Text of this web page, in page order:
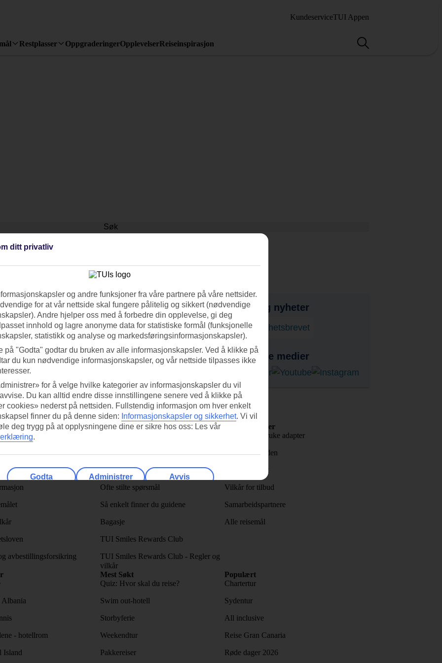
KundeserviceTUI Appen
Restplasser OppgraderingerOpplevelserReiseinspirasjon
Søk
som passer for deg.
TUI-appen i dag!
Skann QR-koden med
mobilkameraet ditt for å laste ned
appen.
Få tilbud, tips og nyheter
Abonner på nyhetsbrevet
Følg oss i sosiale medier
Varmeguide Reisetips
Med Oss
flysete
og billetter
visum
avbestillingsforsikring
Kundeservice
TUI-appen
myTUI
Ofte stilte spørsmål
Så enkelt finner du guidene
Bagasje
TUI Smiles Rewards Club
TUI Smiles Rewards Club - Regler og
vilkår
Nyttige Lenker
Her skal du bruke adapter
Pakkeliste Syden
Reisegavekort
Vilkår for tilbud
Samarbeidspartnere
Alle reisemål
Albania
- hotellrom
Island
Mest Søkt
Quiz: Hvor skal du reise?
Swim out-hotell
Storbyferie
Weekendtur
Pakkereiser
Populært
Chartertur
Sydentur
All inclusive
Reise Gran Canaria
Røde dager 2026
ditt privatliv
og andre funksjoner fra våre partnere på våre nettsider.
for at vår nettside skal fungere pålitelig og sikkert (nødvendige
Andre hjelper oss med å forbedre din opplevelse, gi deg
innhold og lagre anonyme data for statistiske formål (funksjonelle
statistikk og analyse og markedsføringsinformasjonskapsler).
på "Godta" godtar du bruken av alle informasjonskapsler. Ved å klikke på
du kun nødvendige informasjonskapsler, og vår nettside tilpasses ikke
for å velge hvilke kategorier av informasjonskapsler du vil
Du kan alltid endre disse innstillingene senere ved å klikke på
cookies» nederst på nettsiden. Fullstendig informasjon om hver enkelt
finner du på denne siden: Informasjonskapsler og sikkerhet. Vi vil
deg trygg på at opplysningene dine er sikre hos oss: Les vår
.
Godta Administrer Avvis